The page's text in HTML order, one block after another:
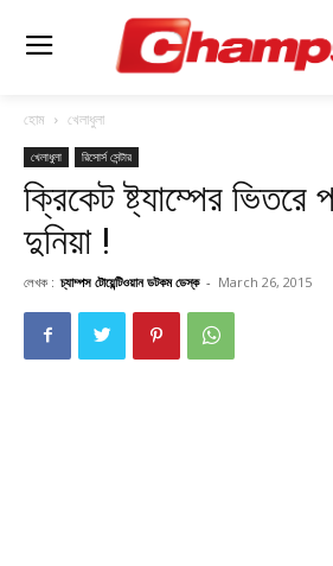
হোম খেলাধুলা
খেলাধুলা রিসোর্স সেন্টার
ক্রিকেট ষ্ট্যাম্পের ভিতরে
দুনিয়া !
লেখক : চ্যাম্পস টোয়েন্টিওয়ান ডটকম ডেস্ক - March 26, 2015